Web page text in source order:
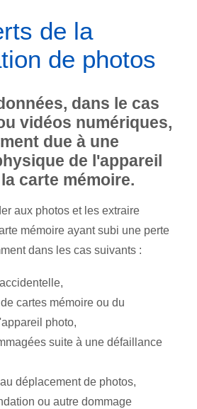
de la
de photos
dans le cas
vidéos numériques,
due à une
de l'appareil
carte mémoire.
aux photos et les extraire
mémoire ayant subi une perte
dans les cas suivants :
cartes mémoire ou du
photo,
suite à une défaillance
déplacement de photos,
ou autre dommage